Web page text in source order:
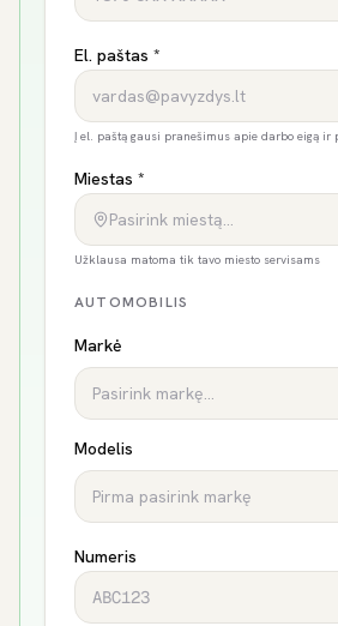
El. paštas *
Į el. paštą gausi pranešimus apie darbo eigą ir
Miestas *
Pasirink miestą…
Užklausa matoma tik tavo miesto servisams
AUTOMOBILIS
Markė
Pasirink markę...
Modelis
Numeris